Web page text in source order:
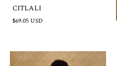
CITLALI
$69.05 USD